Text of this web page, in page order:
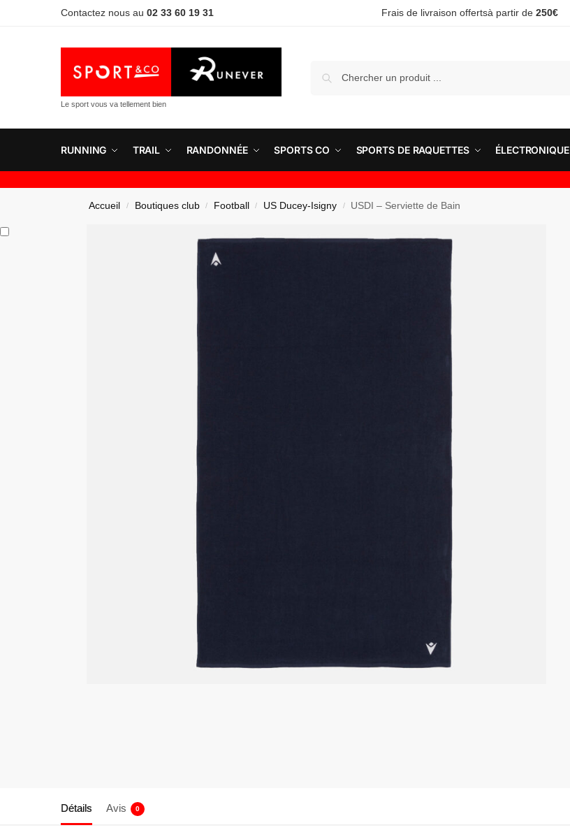
Contactez nous au 02 33 60 19 31 Frais de livraison offertsà partir de 250€
Le sport vous va tellement bien
RUNNING TRAIL RANDONNÉE SPORTS CO SPORTS DE RAQUETTES ÉLECTRONIQUE
Accueil / Boutiques club / Football / US Ducey-Isigny / USDI – Serviette de Bain
Détails Avis 0